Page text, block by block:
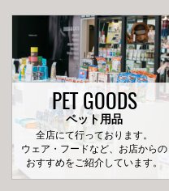
PET GOODS
ペット用品
全店にて行っております。
ウェア・フードなど、お店からの
おすすめをご紹介しています。